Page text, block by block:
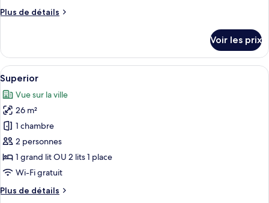
chambre :
Plus de détails
Plus
le
type
de
chambre
Superior
Patio
Voir les prix
Afficher
toutes
les
photos
pour
ce
type
de
chambre :
Superior
7
Superior
Vue sur la ville
26 m²
1 chambre
2 personnes
1 grand lit OU 2 lits 1 place
Wi-Fi gratuit
Plus de détails
Plus